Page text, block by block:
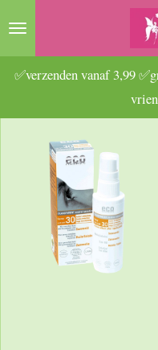
Ga
naar
hoofdinhoud
✅verzenden vanaf 3,99